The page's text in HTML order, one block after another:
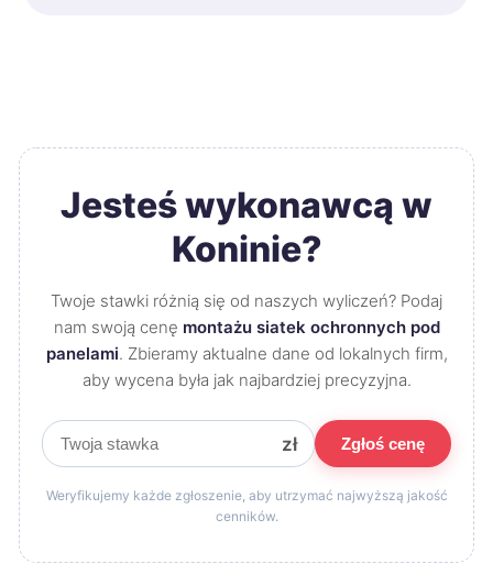
Jesteś wykonawcą w
Koninie?
Twoje stawki różnią się od naszych wyliczeń? Podaj
nam swoją cenę montażu siatek ochronnych pod
panelami. Zbieramy aktualne dane od lokalnych firm,
aby wycena była jak najbardziej precyzyjna.
zł Zgłoś cenę
Weryfikujemy każde zgłoszenie, aby utrzymać najwyższą jakość
cenników.